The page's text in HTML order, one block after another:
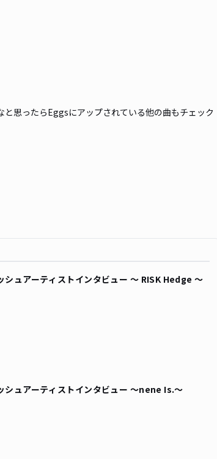
思ったらEggsにアップされている他の曲もチェック
シュアーティストインタビュー 〜 RISK Hedge 〜
シュアーティストインタビュー 〜nene Is.〜